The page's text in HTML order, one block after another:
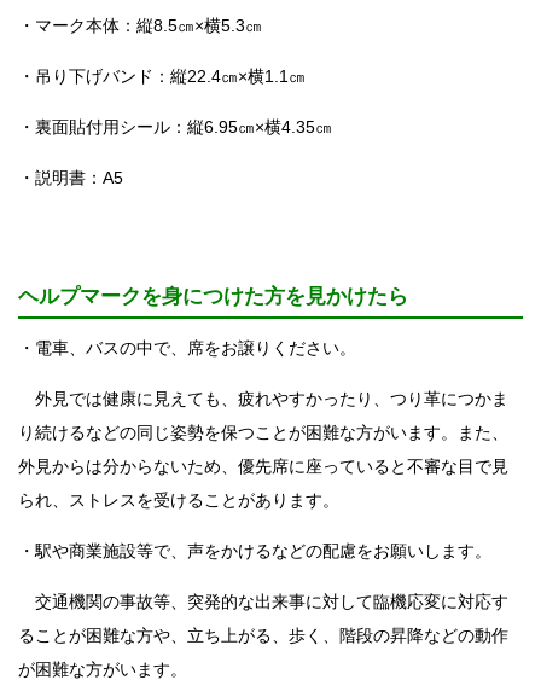
・マーク本体：縦8.5㎝×横5.3㎝
・吊り下げバンド：縦22.4㎝×横1.1㎝
・裏面貼付用シール：縦6.95㎝×横4.35㎝
・説明書：A5
ヘルプマークを身につけた方を見かけたら
・電車、バスの中で、席をお譲りください。
外見では健康に見えても、疲れやすかったり、つり革につかま
り続けるなどの同じ姿勢を保つことが困難な方がいます。また、
外見からは分からないため、優先席に座っていると不審な目で見
られ、ストレスを受けることがあります。
・駅や商業施設等で、声をかけるなどの配慮をお願いします。
交通機関の事故等、突発的な出来事に対して臨機応変に対応す
ることが困難な方や、立ち上がる、歩く、階段の昇降などの動作
が困難な方がいます。